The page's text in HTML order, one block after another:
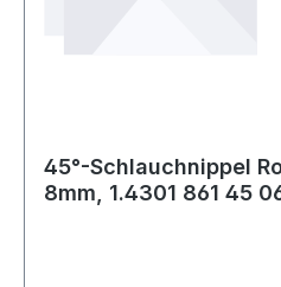
45°-Schlauchnippel
8mm, 1.4301 861 45